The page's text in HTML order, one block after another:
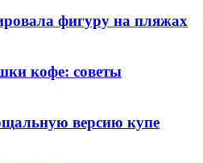
фигуру на пляжах
кофе: советы
версию купе